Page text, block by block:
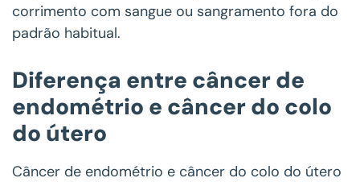
corrimento com sangue ou sangramento fora do
padrão habitual.
Diferença entre câncer de
endométrio e câncer do colo
do útero
Câncer de endométrio e câncer do colo do útero